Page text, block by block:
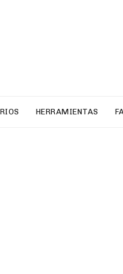
HERRAMIENTAS